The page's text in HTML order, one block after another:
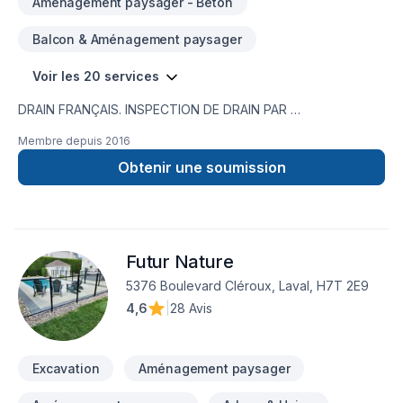
Balcon & Aménagement paysager
Voir les 20 services
DRAIN FRANÇAIS. INSPECTION DE DRAIN PAR
FONDATION,MEMBRANE ÉLASTOMÈRE,MEMBRANE
DELTA,MARGELLE,CHEMINÉE DE NETTOYAGE,DRAIN
SANITAIRE,LIGNE A EAU NOUVEAU SERVICE EN 2023 ;
CONSTRUCTION ,FOSSÉ,DÉMOLITION PISCINE CREUSER ET
MAISON,.TERRASSEMENT ,PAVÉ UNI,
Membre depuis 2016
Obtenir une soumission
Futur Nature
5376 Boulevard Cléroux, Laval, H7T 2E9
4,6
28 Avis
Excavation Aménagement paysager